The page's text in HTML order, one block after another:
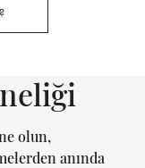
olun,
anında